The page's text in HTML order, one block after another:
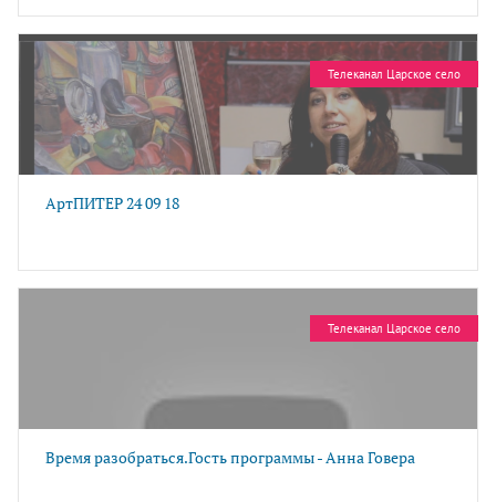
Телеканал Царское село
АртПИТЕР 24 09 18
Телеканал Царское село
Время разобраться.Гость программы - Анна Говера